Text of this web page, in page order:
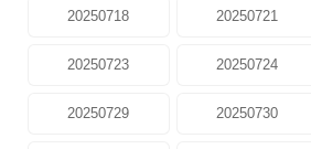
20250718 20250721
20250723 20250724
20250729 20250730